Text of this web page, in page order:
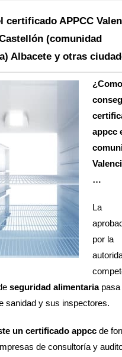
certificado APPCC
(comunidad
Albacete y otras
¿Como
appcc
…
La
por la
seguridad alimentaria
sanidad y sus inspectores.
un certificado appcc de
de consultoría y